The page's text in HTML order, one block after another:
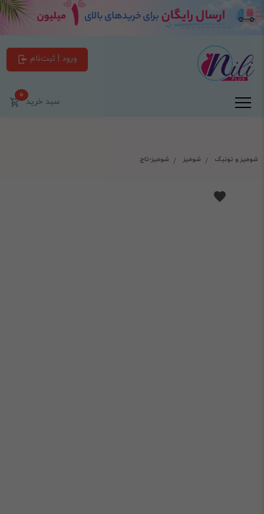
ورود | ثبت‌نام
سبد خرید0
شومیز و تونیک شومیز شومیز-تاج